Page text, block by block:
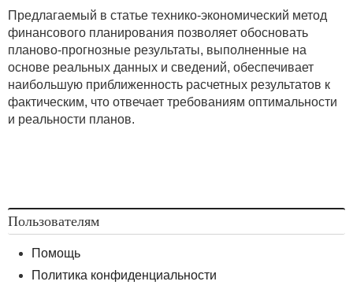
Предлагаемый в статье технико-экономический метод
финансового планирования позволяет обосновать
планово-прогнозные результаты, выполненные на
основе реальных данных и сведений, обеспечивает
наибольшую приближенность расчетных результатов к
фактическим, что отвечает требованиям оптимальности
и реальности планов.
Пользователям
Помощь
Политика конфиденциальности